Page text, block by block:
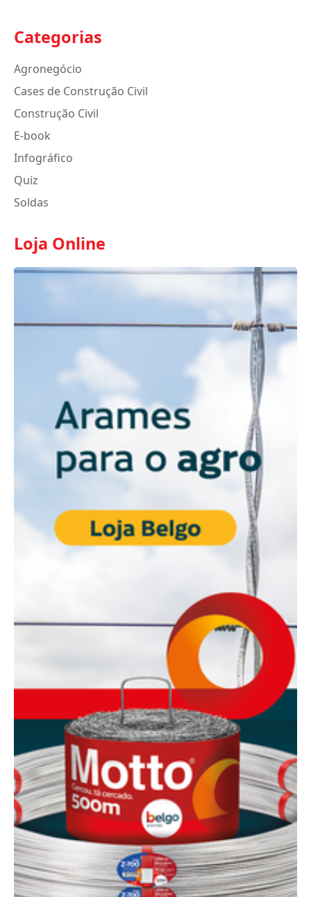
Categorias
Agronegócio
Cases de Construção Civil
Construção Civil
E-book
Infográfico
Quiz
Soldas
Loja Online